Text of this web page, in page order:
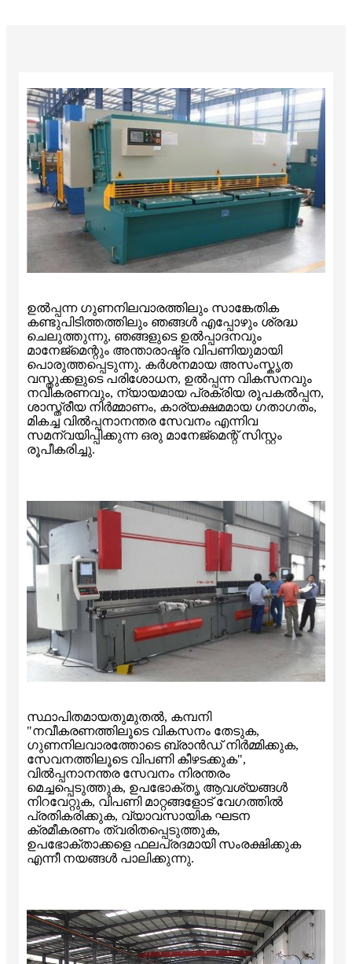
ഉൽപ്പന്ന ഗുണനിലവാരത്തിലും സാങ്കേതിക
കണ്ടുപിടിത്തത്തിലും ഞങ്ങൾ എപ്പോഴും ശ്രദ്ധ
ചെലുത്തുന്നു, ഞങ്ങളുടെ ഉൽപ്പാദനവും
മാനേജ്മെന്റും അന്താരാഷ്ട്ര വിപണിയുമായി
പൊരുത്തപ്പെടുന്നു. കർശനമായ അസംസ്കൃത
വസ്തുക്കളുടെ പരിശോധന, ഉൽപ്പന്ന വികസനവും
നവീകരണവും, ന്യായമായ പ്രക്രിയ രൂപകൽപ്പന,
ശാസ്ത്രീയ നിർമ്മാണം, കാര്യക്ഷമമായ ഗതാഗതം,
മികച്ച വിൽപ്പനാനന്തര സേവനം എന്നിവ
സമന്വയിപ്പിക്കുന്ന ഒരു മാനേജ്മെന്റ് സിസ്റ്റം
രൂപീകരിച്ചു.
സ്ഥാപിതമായതുമുതൽ, കമ്പനി
"നവീകരണത്തിലൂടെ വികസനം തേടുക,
ഗുണനിലവാരത്തോടെ ബ്രാൻഡ് നിർമ്മിക്കുക,
സേവനത്തിലൂടെ വിപണി കീഴടക്കുക",
വിൽപ്പനാനന്തര സേവനം നിരന്തരം
മെച്ചപ്പെടുത്തുക, ഉപഭോക്തൃ ആവശ്യങ്ങൾ
നിറവേറ്റുക, വിപണി മാറ്റങ്ങളോട് വേഗത്തിൽ
പ്രതികരിക്കുക, വ്യാവസായിക ഘടന
ക്രമീകരണം ത്വരിതപ്പെടുത്തുക,
ഉപഭോക്താക്കളെ ഫലപ്രദമായി സംരക്ഷിക്കുക
എന്നീ നയങ്ങൾ പാലിക്കുന്നു.